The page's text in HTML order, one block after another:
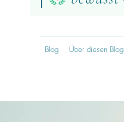
Blog Über diesen Blog